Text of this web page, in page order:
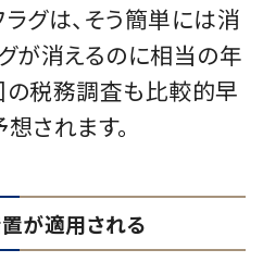
グは、そう簡単には消
が消えるのに相当の年
の税務調査も比較的早
されます。
が適用される